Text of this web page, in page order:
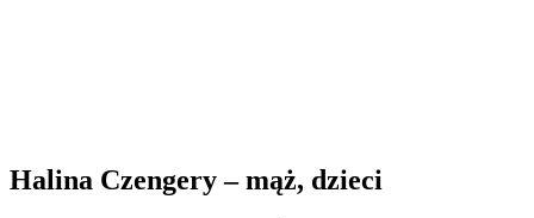
Halina Czengery – mąż, dzieci